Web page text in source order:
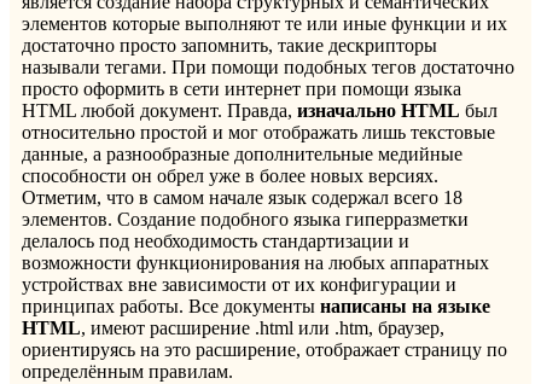
элементов которые выполняют те или иные функции и их
достаточно просто запомнить, такие дескрипторы
называли тегами. При помощи подобных тегов достаточно
просто оформить в сети интернет при помощи языка
HTML любой документ. Правда, изначально HTML был
относительно простой и мог отображать лишь текстовые
данные, а разнообразные дополнительные медийные
способности он обрел уже в более новых версиях.
Отметим, что в самом начале язык содержал всего 18
элементов. Создание подобного языка гиперразметки
делалось под необходимость стандартизации и
возможности функционирования на любых аппаратных
устройствах вне зависимости от их конфигурации и
принципах работы. Все документы написаны на языке
HTML, имеют расширение .html или .htm, браузер,
ориентируясь на это расширение, отображает страницу по
определённым правилам.